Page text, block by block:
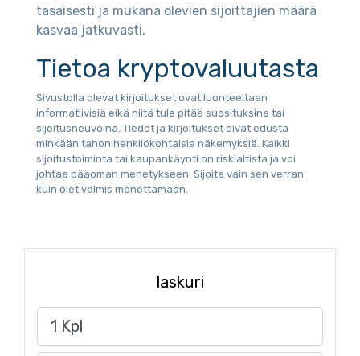
tasaisesti ja mukana olevien sijoittajien määrä
kasvaa jatkuvasti.
Tietoa kryptovaluutasta
Sivustolla olevat kirjoitukset ovat luonteeltaan
informatiivisiä eikä niitä tule pitää suosituksina tai
sijoitusneuvoina. Tiedot ja kirjoitukset eivät edusta
minkään tahon henkilökohtaisia näkemyksiä. Kaikki
sijoitustoiminta tai kaupankäynti on riskialtista ja voi
johtaa pääoman menetykseen. Sijoita vain sen verran
kuin olet valmis menettämään.
laskuri